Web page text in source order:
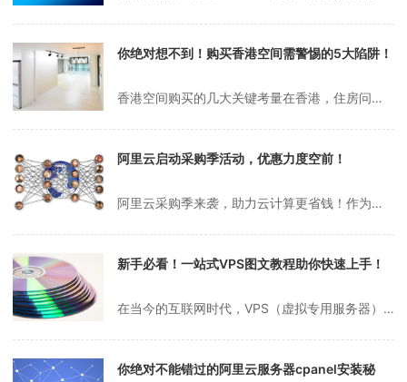
你绝对想不到！购买香港空间需警惕的5大陷阱！
香港空间购买的几大关键考量在香港，住房问题一直是许多市民关注的焦点。由于房价持续高企，购买空间成为不少人实现居住梦想的重要途径。然而，空间购买并非简单的交易，其中涉及诸多细节和关键因素，需要谨慎对待。本文将为大家梳理在香港购买空间时需要注意的几个核心问题。区域位置的选择在香港购买空间时，区域位置往往是首要考虑...
阿里云启动采购季活动，优惠力度空前！
阿里云采购季来袭，助力云计算更省钱！作为全球领先的云计算服务提供商，阿里云始终以用户为中心，致力于提供高效、稳定的云服务。为了回馈广大用户，阿里云特别推出了采购季活动，让你的云计算之旅更加经济实惠。接下来，我们将为你详细介绍这次活动的亮点和参与方式。活动概览阿里云采购季活动分为两个主要阶段：意向预定阶段和正式...
新手必看！一站式VPS图文教程助你快速上手！
在当今的互联网时代，VPS（虚拟专用服务器）已经成为许多网站和应用程序开发者的首选工具。它的灵活性、稳定性以及相对较低的成本吸引了无数用户。然而，对于新手来说，尤其是那些没有太多技术背景的人，VPS的使用可能显得有些复杂。别担心，这篇文章将以通俗易懂的方式为你讲解VPS的基本概念、使用方法以及一些实用的小技巧...
你绝对不能错过的阿里云服务器cpanel安装秘